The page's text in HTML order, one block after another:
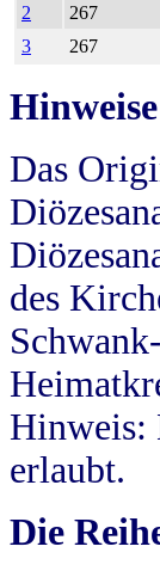
2
267
3
267
Das
des
Hinweis:
erlaubt.
Die